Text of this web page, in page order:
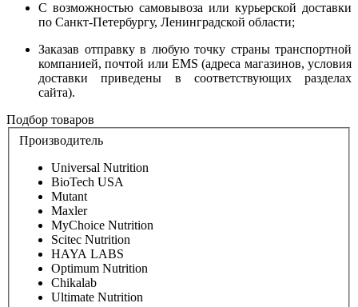
С возможностью самовывоза или курьерской доставки
по Санкт-Петербургу, Ленинградской области;
Заказав отправку в любую точку страны транспортной
компанией, почтой или EMS (адреса магазинов, условия
доставки приведены в соответствующих разделах
сайта).
Подбор товаров
Производитель
Universal Nutrition
BioTech USA
Mutant
Maxler
MyChoice Nutrition
Scitec Nutrition
HAYA LABS
Optimum Nutrition
Chikalab
Ultimate Nutrition